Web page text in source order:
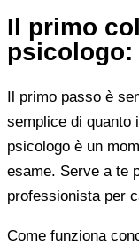
Il primo
psicologo:
Il primo passo è
semplice di quanto
psicologo è un
esame. Serve a te
professionista per
Come funziona